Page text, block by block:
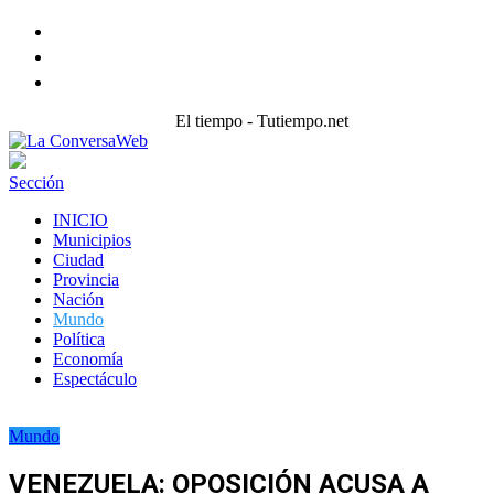
El tiempo - Tutiempo.net
Sección
INICIO
Municipios
Ciudad
Provincia
Nación
Mundo
Política
Economía
Espectáculo
Mundo
VENEZUELA: OPOSICIÓN ACUSA A